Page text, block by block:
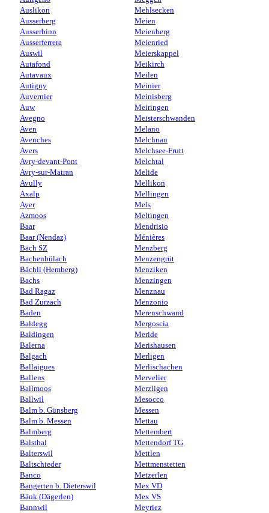
Auslikon
Ausserberg
Ausserbinn
Ausserferrera
Auswil
Autafond
Autavaux
Autigny
Auvernier
Auw
Avegno
Aven
Avenches
Avers
Avry-devant-Pont
Avry-sur-Matran
Avully
Axalp
Ayer
Azmoos
Baar
Baar (Nendaz)
Bäch SZ
Bachenbülach
Bächli (Hemberg)
Bachs
Bad Ragaz
Bad Zurzach
Baden
Baldegg
Baldingen
Balerna
Balgach
Ballaigues
Ballens
Ballmoos
Ballwil
Balm b. Günsberg
Balm b. Messen
Balmberg
Balsthal
Balterswil
Baltschieder
Banco
Bangerten b. Dieterswil
Bänk (Dägerlen)
Bannwil
Mehlsecken
Meien
Meienberg
Meienried
Meierskappel
Meikirch
Meilen
Meinier
Meinisberg
Meiringen
Meisterschwanden
Melano
Melchnau
Melchsee-Frutt
Melchtal
Melide
Mellikon
Mellingen
Mels
Meltingen
Mendrisio
Ménières
Menzberg
Menzengrüt
Menziken
Menzingen
Menznau
Menzonio
Merenschwand
Mergoscia
Meride
Merishausen
Merligen
Merlischachen
Mervelier
Merzligen
Mesocco
Messen
Mettau
Mettembert
Mettendorf TG
Mettlen
Mettmenstetten
Metzerlen
Mex VD
Mex VS
Meyriez